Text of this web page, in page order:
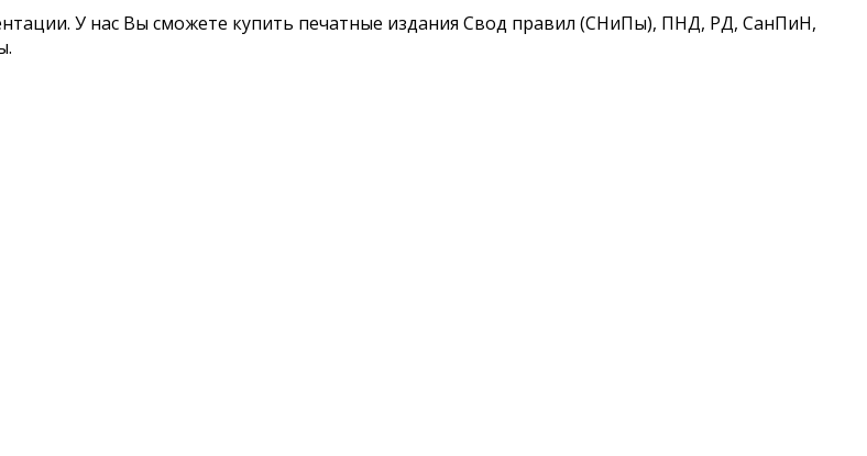
У нас Вы сможете купить печатные издания Свод правил (СНиПы), ПНД, РД, СанПиН,